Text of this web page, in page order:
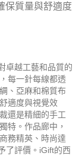
保質量與舒適度
卓越工藝和品質的
每一針每線都透
、亞麻和棉質布
適度與視覺效
還是精細的手工
特。作品廊中，
務精英、時尚達
了評價。iGift的西